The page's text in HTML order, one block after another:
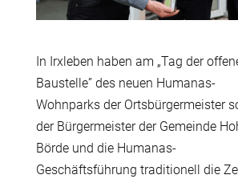
In Irxleben haben am „Tag der
Baustelle” des neuen Humanas-
Wohnparks der Ortsbürgermeister
der Bürgermeisterder Gemeinde
Börde und die Humanas-
Geschäftsführung traditionell die